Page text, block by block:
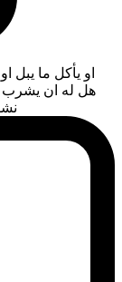
او يأكل ما
هل له ان يشرب